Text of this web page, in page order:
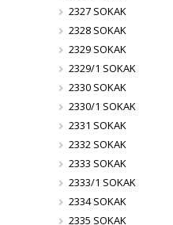
2327 SOKAK
2328 SOKAK
2329 SOKAK
2329/1 SOKAK
2330 SOKAK
2330/1 SOKAK
2331 SOKAK
2332 SOKAK
2333 SOKAK
2333/1 SOKAK
2334 SOKAK
2335 SOKAK